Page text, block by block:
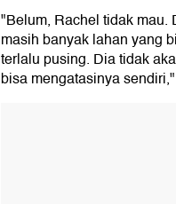
"Belum, Rachel tidak mau.
masih banyak lahan yang
terlalu pusing. Dia tidak
bisa mengatasinya